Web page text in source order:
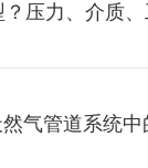
压力、介质
气管道系统中